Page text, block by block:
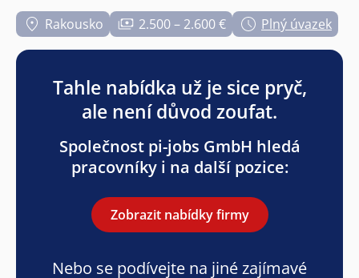
Rakousko 2.500 – 2.600 € Plný úvazek
Tahle nabídka už je sice pryč,
ale není důvod zoufat.
Společnost pi-jobs GmbH hledá
pracovníky i na další pozice:
Zobrazit nabídky firmy
Nebo se podívejte na jiné zajímavé